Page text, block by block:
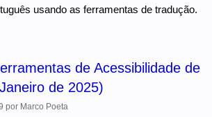
usando as ferramentas de tradução.
de Acessibilidade de
de 2025)
por Marco Poeta